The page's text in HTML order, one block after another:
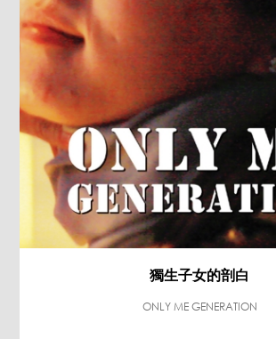
獨生子女的剖白
ONLY ME GENERATION